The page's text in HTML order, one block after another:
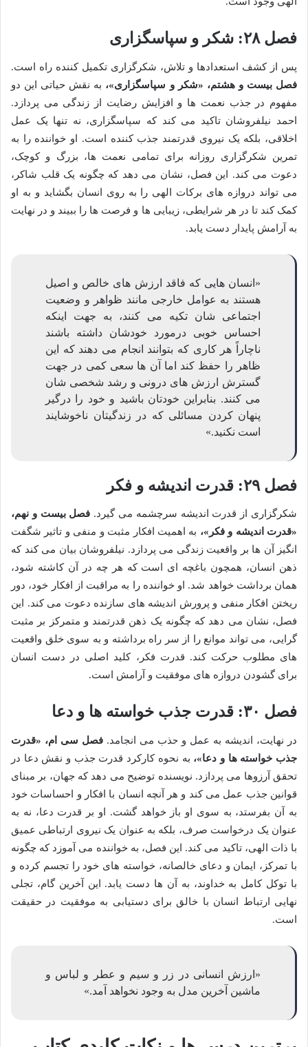
فصل ۲۸: شکر و سپاسگزاری
پس از کشف استعدادها و تلاش، شکرگزاری تکمیل کننده راه است.
فصل بیست و هشتم، «شکر و سپاسگزاری»، به نقش حیاتی این دو
مفهوم در جذب نعمت ها و افزایش رضایت از زندگی می پردازد.
احمد نیلفروشان تاکید می کند که سپاسگزاری، نه تنها یک عمل
اخلاقی، بلکه یک نیروی قدرتمند جذب کننده است. او خواننده را به
تمرین شکرگزاری روزانه برای تمامی نعمت ها، بزرگ و کوچک،
دعوت می کند. این فصل، نشان می دهد که چگونه یک قلب شاکر،
می تواند دروازه های برکات الهی را به روی انسان بگشاید و به او
کمک کند تا در هر شرایطی، زیبایی ها و فرصت ها را ببیند و در نهایت
به آرامش پایدار دست یابد.
«انسان هایی که فاقد ارزش های خالص و اصیل
هستند به عوامل خارجی مانند ظواهر و وضعیت
اجتماعی شان تکیه می کنند، به جهت اینکه
احساس خوبی درمورد خودشان داشته باشند
ناچاراً هر کاری که بتوانند انجام می دهند که این
ظاهر را حفظ کند اما آن ها سعی کمی در جهت
گسترش ارزش های درونی و رشد شخصی شان
می کنند. بنابراین خودتان باشید و خود را درگیر
پنهان کردن مسائلی که در زندگیتان ناخوشایند
است نکنید.»
فصل ۲۹: قدرت اندیشه و فکر
شکرگزاری از قدرت اندیشه سرچشمه می گیرد. فصل بیست و نهم،
«قدرت اندیشه و فکر»، به اهمیت افکار مثبت و منفی و تاثیر شگفت
انگیز آن ها بر واقعیت زندگی می پردازد. نیلفروشان بیان می کند که
ذهن انسان، همچون باغچه ای است که هر چه در آن کاشته شود،
همان برداشت خواهد شد. او خواننده را به مراقبت از افکار خود، دور
ریختن افکار منفی و پرورش اندیشه های سازنده دعوت می کند. این
فصل، نشان می دهد که چگونه یک ذهن قدرتمند و متمرکز بر مثبت
گرایی، می تواند موانع را از سر راه برداشته و به سوی خلق واقعیت
های مطلوب حرکت کند. قدرت فکر، کلید اصلی در دست انسان
برای گشودن دروازه های موفقیت و آرامش است.
فصل ۳۰: قدرت جذب خواسته ها و دعا
در نهایت، اندیشه به عمل و جذب می انجامد.فصل سی ام، «قدرت
جذب خواسته ها و دعا»، به نحوه کارکرد قدرت جذب و نقش دعا در
تحقق آرزوها می پردازد. نویسنده توضیح می دهد که جهان، بر مبنای
قوانین جذب عمل می کند و هر آنچه انسان با افکار و احساسات خود
به آن بفرستد، به سوی او باز خواهد گشت. او بر قدرت دعا، نه به
عنوان یک درخواست صرف، بلکه به عنوان یک نیروی ارتباطی عمیق
با ذات الهی، تاکید می کند. این فصل، به خواننده می آموزد که چگونه
با تمرکز، ایمان و دعای خالصانه، خواسته های خود را تجسم کرده و
با توکل کامل به خداوند، به آن ها دست یابد. این آخرین گام، تجلی
نهایی ارتباط انسان با خالق برای دستیابی به موفقیت در حقیقت
است.
«ارزش انسانی در زر و سیم و عطر و لباس و
ماشین آخرین مدل به وجود نخواهد آمد.»